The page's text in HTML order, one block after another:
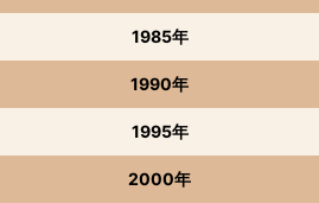
1985年
1990年
1995年
2000年